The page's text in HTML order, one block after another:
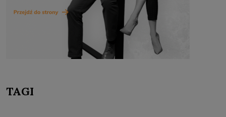
TAGI